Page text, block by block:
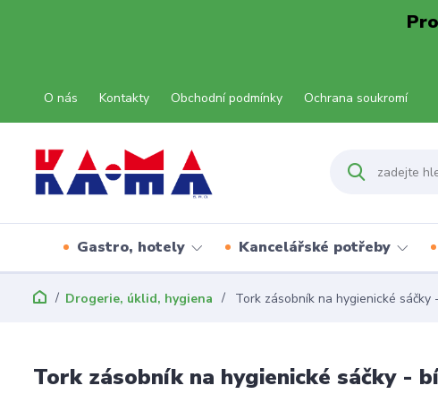
O nás Kontakty Obchodní podmínky Ochrana soukromí
Gastro, hotely Kancelářské potřeby
Drogerie, úklid, hygiena Tork zásobník na hygienické sáčky
Tork zásobník na hygienické sáčky -